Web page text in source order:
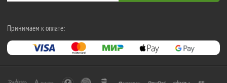
Принимаем к оплате: